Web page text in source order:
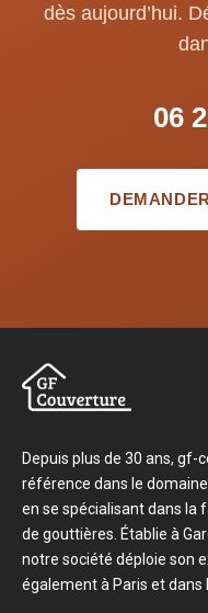
dès aujourd’hui.
06
Depuis plus de 30 ans, gf-
référence dans le
en se spécialisant dans la
de gouttières. Établie à
notre société déploie son
également à Paris et dans